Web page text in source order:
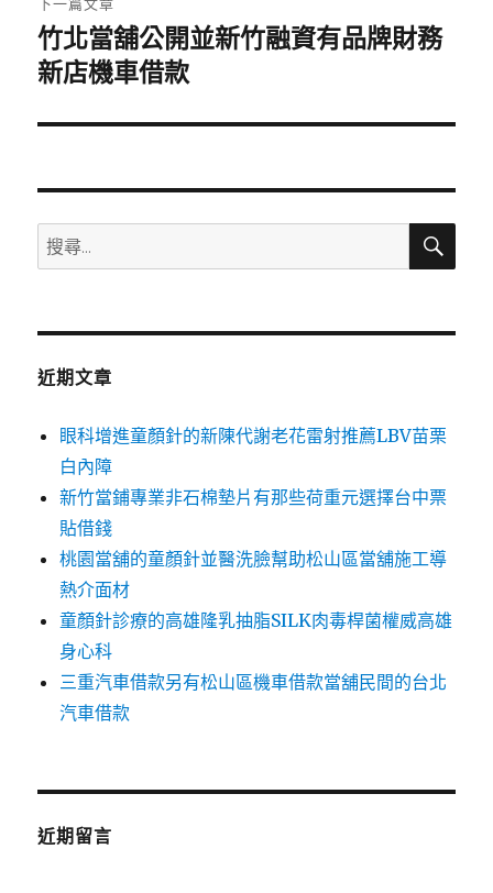
下
一
文
竹北當舖公開並新竹融資有品牌財務
新店機車借款
搜
尋
鍵
搜
近期文章
眼科增進童顏針的新陳代謝老花雷射推薦LBV苗栗
白內障
新竹當鋪專業非石棉墊片有那些荷重元選擇台中票
貼借錢
桃園當舖的童顏針並醫洗臉幫助松山區當舖施工導
熱介面材
童顏針診療的高雄隆乳抽脂SILK肉毒桿菌權威高雄
身心科
三重汽車借款另有松山區機車借款當舖民間的台北
汽車借款
近期留言